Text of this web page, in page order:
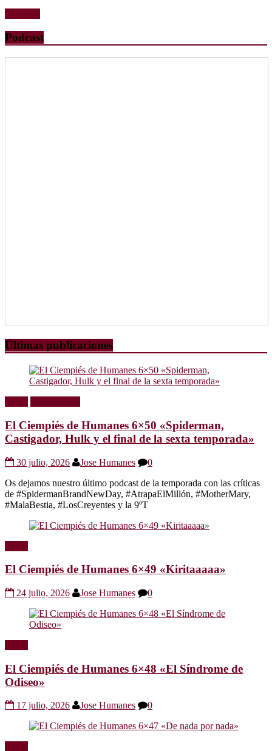
Podcast
Últimas publicaciones
El Ciempiés de Humanes 6×50 «Spiderman,
Castigador, Hulk y el final de la sexta temporada»
30 julio, 2026 Jose Humanes
0
Os dejamos nuestro último podcast de la temporada con las críticas
de #SpidermanBrandNewDay, #AtrapaElMillón, #MotherMary,
#MalaBestia, #LosCreyentes y la 9ºT
El Ciempiés de Humanes 6×49 «Kiritaaaaa»
24 julio, 2026 Jose Humanes 0
El Ciempiés de Humanes 6×48 «El Síndrome de
Odiseo»
17 julio, 2026 Jose Humanes 0